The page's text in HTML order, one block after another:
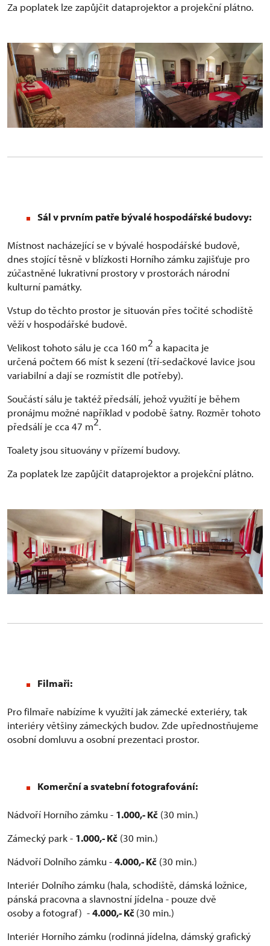
Za poplatek lze zapůjčit dataprojektor a projekční plátno.
Sál v prvním patře bývalé hospodářské budovy:
Místnost nacházející se v bývalé hospodářské budově,
dnes stojící těsně v blízkosti Horního zámku zajišťuje pro
zúčastněné lukrativní prostory v prostorách národní
kulturní památky.
Vstup do těchto prostor je situován přes točité schodiště
věží v hospodářské budově.
Velikost tohoto sálu je cca 160 m2 a kapacita je
určená počtem 66 míst k sezení (tří-sedačkové lavice jsou
variabilní a dají se rozmístit dle potřeby).
Součástí sálu je taktéž předsálí, jehož využití je během
pronájmu možné například v podobě šatny. Rozměr tohoto
předsálí je cca 47 m2.
Toalety jsou situovány v přízemí budovy.
Za poplatek lze zapůjčit dataprojektor a projekční plátno.
Filmaři:
Pro filmaře nabízíme k využití jak zámecké exteriéry, tak
interiéry většiny zámeckých budov. Zde upřednostňujeme
osobní domluvu a osobní prezentaci prostor.
Komerční a svatební fotografování:
Nádvoří Horního zámku - 1.000,- Kč (30 min.)
Zámecký park - 1.000,- Kč (30 min.)
Nádvoří Dolního zámku -4.000,- Kč (30 min.)
Interiér Dolního zámku (hala, schodiště, dámská ložnice,
pánská pracovna a slavnostní jídelna - pouze dvě
osoby a fotograf) -4.000,- Kč(30 min.)
Interiér Horního zámku (rodinná jídelna, dámský grafický